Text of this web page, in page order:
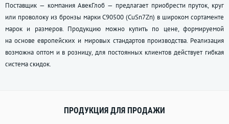
Поставщик — компания АвекГлоб — предлагает приобрести пруток, круг
или проволоку из бронзы марки С90500 (CuSn7Zn) в широком сортаменте
марок и размеров. Продукцию можно купить по цене, формируемой
на основе европейских и мировых стандартов производства. Реализация
возможна оптом и в розницу, для постоянных клиентов действует гибкая
система скидок.
ПРОДУКЦИЯ ДЛЯ ПРОДАЖИ